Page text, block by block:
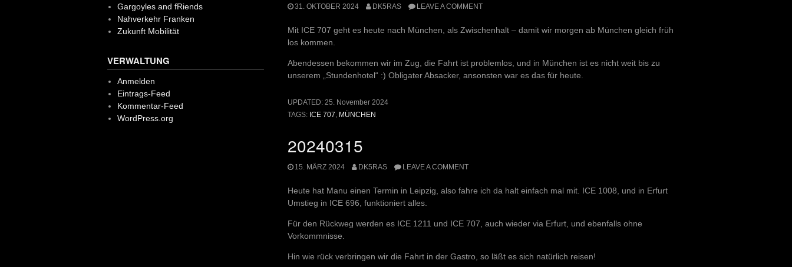
31. OKTOBER 2024 DK5RAS LEAVE A COMMENT
Mit ICE 707 geht es heute nach München, als Zwischenhalt – damit wir morgen ab München gleich früh
los kommen.
Abendessen bekommen wir im Zug, die Fahrt ist problemlos, und in München ist es nicht weit bis zu
unserem „Stundenhotel“ :) Obligater Absacker, ansonsten war es das für heute.
UPDATED: 25. November 2024
TAGS: ICE 707, MÜNCHEN
20240315
15. MÄRZ 2024 DK5RAS LEAVE A COMMENT
Heute hat Manu einen Termin in Leipzig, also fahre ich da halt einfach mal mit. ICE 1008, und in Erfurt
Umstieg in ICE 696, funktioniert alles.
Für den Rückweg werden es ICE 1211 und ICE 707, auch wieder via Erfurt, und ebenfalls ohne
Vorkommnisse.
Hin wie rück verbringen wir die Fahrt in der Gastro, so läßt es sich natürlich reisen!
Gargoyles and fRiends
Nahverkehr Franken
Zukunft Mobilität
VERWALTUNG
Anmelden
Eintrags-Feed
Kommentar-Feed
WordPress.org